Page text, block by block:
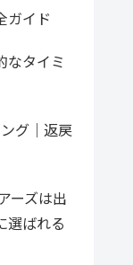
ガイド
なタイミ
グ｜返戻
ーズは出
選ばれる